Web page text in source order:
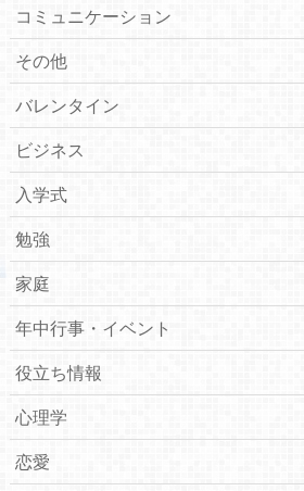
コミュニケーション
その他
バレンタイン
ビジネス
入学式
勉強
家庭
年中行事・イベント
役立ち情報
心理学
恋愛